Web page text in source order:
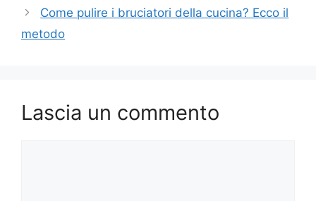
Come pulire i bruciatori della cucina? Ecco il
metodo
Lascia un commento